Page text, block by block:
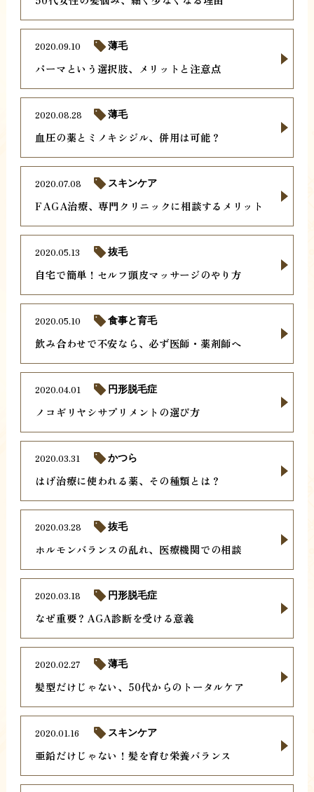
パーマという選択肢、メリットと注意点
2020.09.10 薄毛
血圧の薬とミノキシジル、併用は可能？
2020.08.28 薄毛
FAGA治療、専門クリニックに相談するメリット
2020.07.08 スキンケア
自宅で簡単！セルフ頭皮マッサージのやり方
2020.05.13 抜毛
飲み合わせで不安なら、必ず医師・薬剤師へ
2020.05.10 食事と育毛
ノコギリヤシサプリメントの選び方
2020.04.01 円形脱毛症
はげ治療に使われる薬、その種類とは？
2020.03.31 かつら
ホルモンバランスの乱れ、医療機関での相談
2020.03.28 抜毛
なぜ重要？AGA診断を受ける意義
2020.03.18 円形脱毛症
髪型だけじゃない、50代からのトータルケア
2020.02.27 薄毛
亜鉛だけじゃない！髪を育む栄養バランス
2020.01.16 スキンケア